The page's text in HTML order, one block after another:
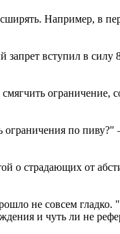
Например, в
запрет вступил в силу
ограничение,
по пиву?"
о страдающих от
не совсем гладко.
и чуть ли не